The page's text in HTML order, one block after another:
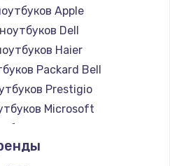
Apple
Dell
Haier
Packard Bell
Prestigio
Microsoft
Alienware
Aquarius